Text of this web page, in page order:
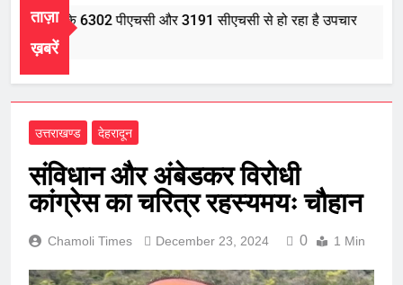
ताज़ा
ख़बरें
आयुर्वेद के 6302 पीएचसी और 3191 सीएचसी से हो रहा है उपचार
2026
उत्तराखण्ड देहरादून
संविधान और अंबेडकर विरोधी
कांग्रेस का चरित्र रहस्यमयः चौहान
Chamoli Times December 23, 2024 0 1 Min